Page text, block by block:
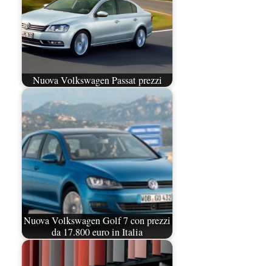
Nuova Volkswagen Passat prezzi
Nuova Volkswagen Golf 7 con prezzi
da 17.800 euro in Italia